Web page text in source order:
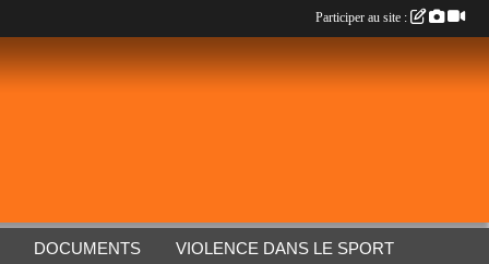
DOCUMENTS VIOLENCE DANS LE SPORT
Participer au site :